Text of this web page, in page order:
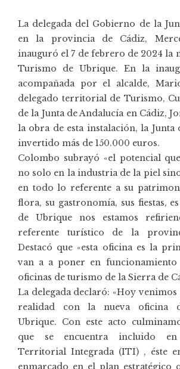
La delegada del Gobierno de la
en la provincia de Cádiz,
inauguró el 7 de febrero de 2024 la
Turismo de Ubrique. En la
acompañada por el alcalde,
delegado territorial de Turismo,
de la Junta de Andalucía en Cádiz,
la obra de esta instalación, la Junta
invertido más de 150.000 euros.
Colombo subrayó «el potencial
no solo en la industria de la piel
en todo lo referente a su
flora, su gastronomía, sus fiestas,
de Ubrique nos estamos
referente turístico de la
Destacó que «esta oficina es la
van a a poner en
oficinas de turismo de la Sierra de
La delegada declaró: «Hoy
realidad con la nueva oficina
Ubrique. Con este acto
que se encuentra incluido
Territorial Integrada (ITI) , éste
enmarcado en el plan estratégico